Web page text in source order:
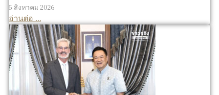
5 สิงหาคม 2026
อ่านต่อ ...